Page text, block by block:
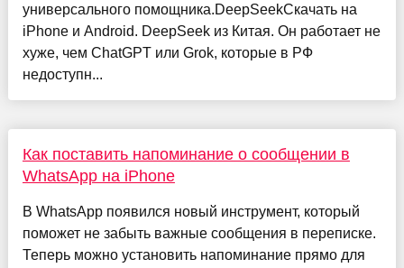
универсального помощника.DeepSeekСкачать на
iPhone и Android. DeepSeek из Китая. Он работает не
хуже, чем ChatGPT или Grok, которые в РФ
недоступн...
Как поставить напоминание о сообщении в
WhatsApp на iPhone
В WhatsApp появился новый инструмент, который
поможет не забыть важные сообщения в переписке.
Теперь можно установить напоминание прямо для